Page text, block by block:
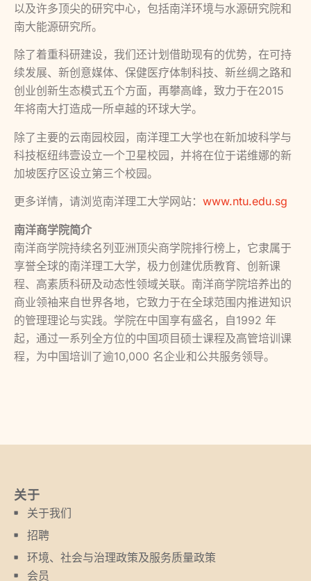
以及许多顶尖的研究中心，包括南洋环境与水源研究院和
南大能源研究所。
除了着重科研建设，我们还计划借助现有的优势，在可持
续发展、新创意媒体、保健医疗体制科技、新丝绸之路和
创业创新生态模式五个方面，再攀高峰，致力于在2015
年将南大打造成一所卓越的环球大学。
除了主要的云南园校园，南洋理工大学也在新加坡科学与
科技枢纽纬壹设立一个卫星校园，并将在位于诺维娜的新
加坡医疗区设立第三个校园。
更多详情，请浏览南洋理工大学网站： www.ntu.edu.sg
南洋商学院简介
南洋商学院持续名列亚洲顶尖商学院排行榜上，它隶属于
享誉全球的南洋理工大学，极力创建优质教育、创新课
程、高素质科研及动态性领域关联。南洋商学院培养出的
商业领袖来自世界各地，它致力于在全球范围内推进知识
的管理理论与实践。学院在中国享有盛名，自1992 年
起，通过一系列全方位的中国项目硕士课程及高管培训课
程，为中国培训了逾10,000 名企业和公共服务领导。
关于
关于我们
招聘
环境、社会与治理政策及服务质量政策
会员